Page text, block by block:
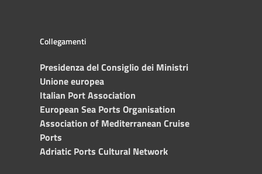
Collegamenti
Presidenza del Consiglio dei Ministri
Unione europea
Italian Port Association
European Sea Ports Organisation
Association of Mediterranean Cruise
Ports
Adriatic Ports Cultural Network